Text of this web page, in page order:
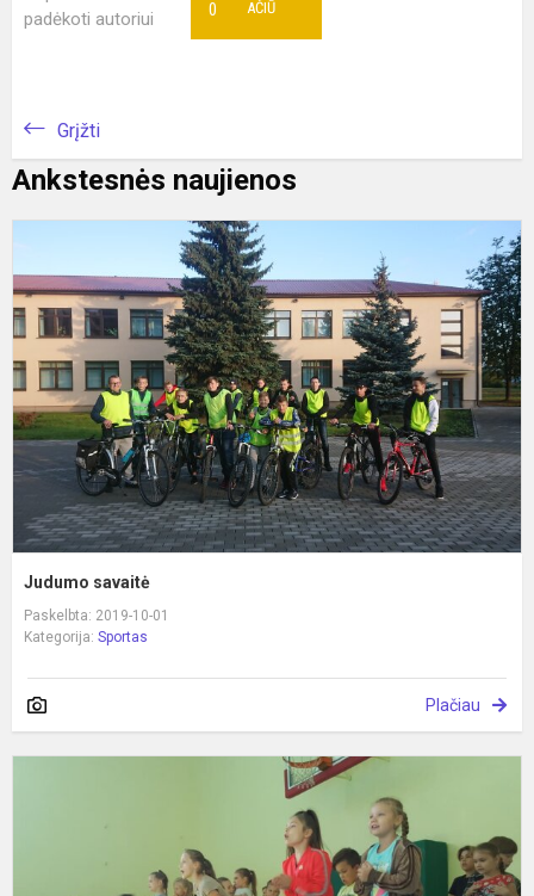
padėkoti autoriui
AČIŪ
0
Grįžti
Ankstesnės naujienos
Judumo savaitė
Paskelbta: 2019-10-01
Kategorija: Sportas
Plačiau